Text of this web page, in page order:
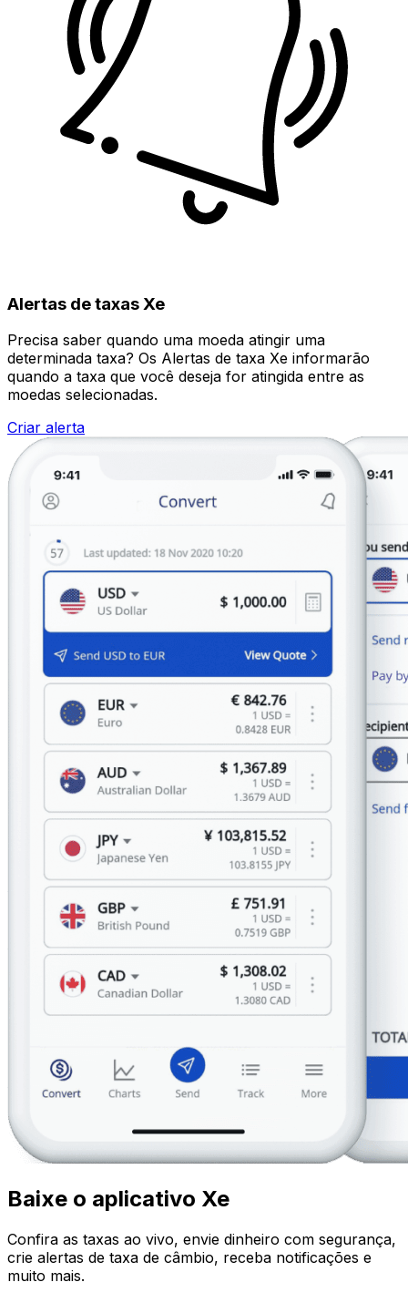
Alertas de taxas Xe
Precisa saber quando uma moeda atingir uma
determinada taxa? Os Alertas de taxa Xe informarão
quando a taxa que você deseja for atingida entre as
moedas selecionadas.
Criar alerta
Baixe o aplicativo Xe
Confira as taxas ao vivo, envie dinheiro com segurança,
crie alertas de taxa de câmbio, receba notificações e
muito mais.